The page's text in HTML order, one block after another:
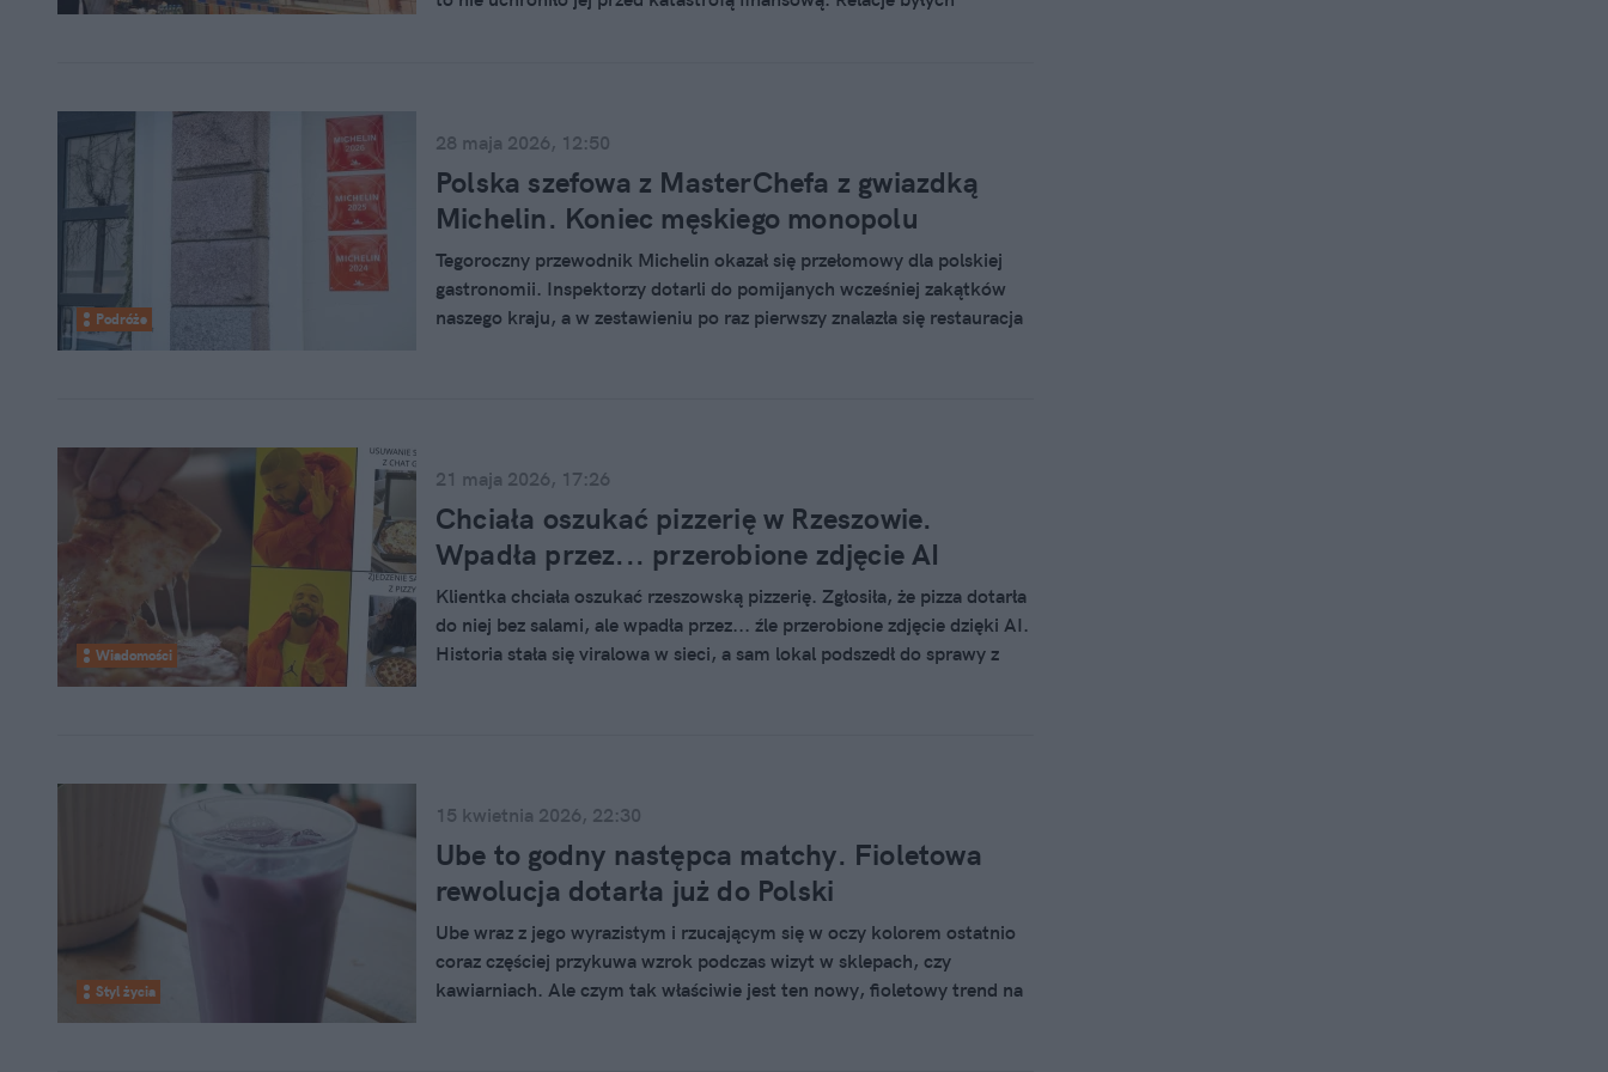
Podróże
28 maja 2026, 12:50
Polska szefowa z MasterChefa z gwiazdką
Michelin. Koniec męskiego monopolu
Tegoroczny przewodnik Michelin okazał się przełomowy dla polskiej
gastronomii. Inspektorzy dotarli do pomijanych wcześniej zakątków
naszego kraju, a w zestawieniu po raz pierwszy znalazła się restauracja
Wiadomości
21 maja 2026, 17:26
Chciała oszukać pizzerię w Rzeszowie.
Wpadła przez... przerobione zdjęcie AI
Klientka chciała oszukać rzeszowską pizzerię. Zgłosiła, że pizza dotarła
do niej bez salami, ale wpadła przez... źle przerobione zdjęcie dzięki AI.
Historia stała się viralowa w sieci, a sam lokal podszedł do sprawy z
Styl życia
15 kwietnia 2026, 22:30
Ube to godny następca matchy. Fioletowa
rewolucja dotarła już do Polski
Ube wraz z jego wyrazistym i rzucającym się w oczy kolorem ostatnio
coraz częściej przykuwa wzrok podczas wizyt w sklepach, czy
kawiarniach. Ale czym tak właściwie jest ten nowy, fioletowy trend na